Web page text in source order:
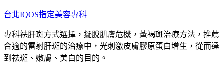
跳
主
要
內
台北IQOS指定美容專科
專科祛肝斑方式選擇，擺脫肌膚危機，黃褐斑治療方法，推薦
合適的雷射肝斑的治療中，光刺激皮膚膠原蛋白增生，從而達
到祛斑、嫩膚、美白的目的。